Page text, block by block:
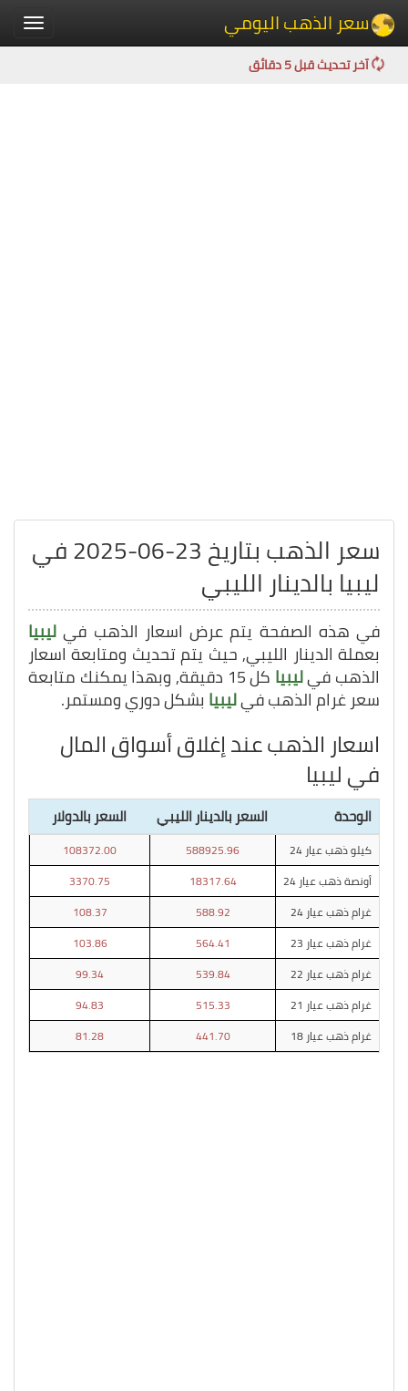
Toggle سعر الذهب اليومي
آخر تحديث قبل 5 دقائق
سعر الذهب بتاريخ 23-06-2025 في
ليبيا بالدينار الليبي
في هذه الصفحة يتم عرض اسعار الذهب في ليبيا
بعملة الدينار الليبي, حيث يتم تحديث ومتابعة اسعار
الذهب فيليبيا كل 15 دقيقة, وبهذا يمكنك متابعة
سعر غرام الذهب فيليبيا بشكل دوري ومستمر.
اسعار الذهب عند إغلاق أسواق المال
في ليبيا
الوحدة السعر بالدينار الليبي السعر بالدولار
كيلو ذهب عيار 24 588925.96
108372.00
أونصة ذهب عيار 24
18317.64
3370.75
غرام ذهب عيار 24
588.92
108.37
غرام ذهب عيار 23
564.41
103.86
غرام ذهب عيار 22
539.84
99.34
غرام ذهب عيار 21
515.33
94.83
غرام ذهب عيار 18
441.70
81.28